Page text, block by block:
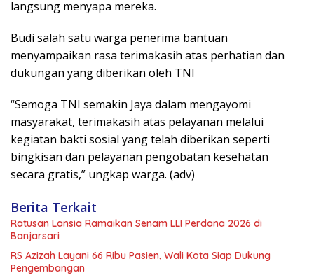
langsung menyapa mereka.
Budi salah satu warga penerima bantuan
menyampaikan rasa terimakasih atas perhatian dan
dukungan yang diberikan oleh TNI
“Semoga TNI semakin Jaya dalam mengayomi
masyarakat, terimakasih atas pelayanan melalui
kegiatan bakti sosial yang telah diberikan seperti
bingkisan dan pelayanan pengobatan kesehatan
secara gratis,” ungkap warga. (adv)
Berita Terkait
Ratusan Lansia Ramaikan Senam LLI Perdana 2026 di
Banjarsari
RS Azizah Layani 66 Ribu Pasien, Wali Kota Siap Dukung
Pengembangan